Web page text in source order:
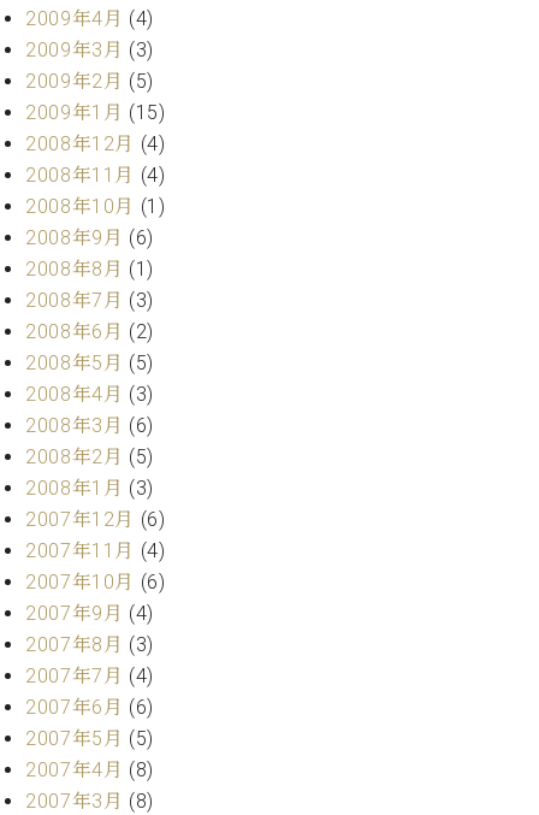
2009年4月 (4)
2009年3月 (3)
2009年2月 (5)
2009年1月 (15)
2008年12月 (4)
2008年11月 (4)
2008年10月 (1)
2008年9月 (6)
2008年8月 (1)
2008年7月 (3)
2008年6月 (2)
2008年5月 (5)
2008年4月 (3)
2008年3月 (6)
2008年2月 (5)
2008年1月 (3)
2007年12月 (6)
2007年11月 (4)
2007年10月 (6)
2007年9月 (4)
2007年8月 (3)
2007年7月 (4)
2007年6月 (6)
2007年5月 (5)
2007年4月 (8)
2007年3月 (8)